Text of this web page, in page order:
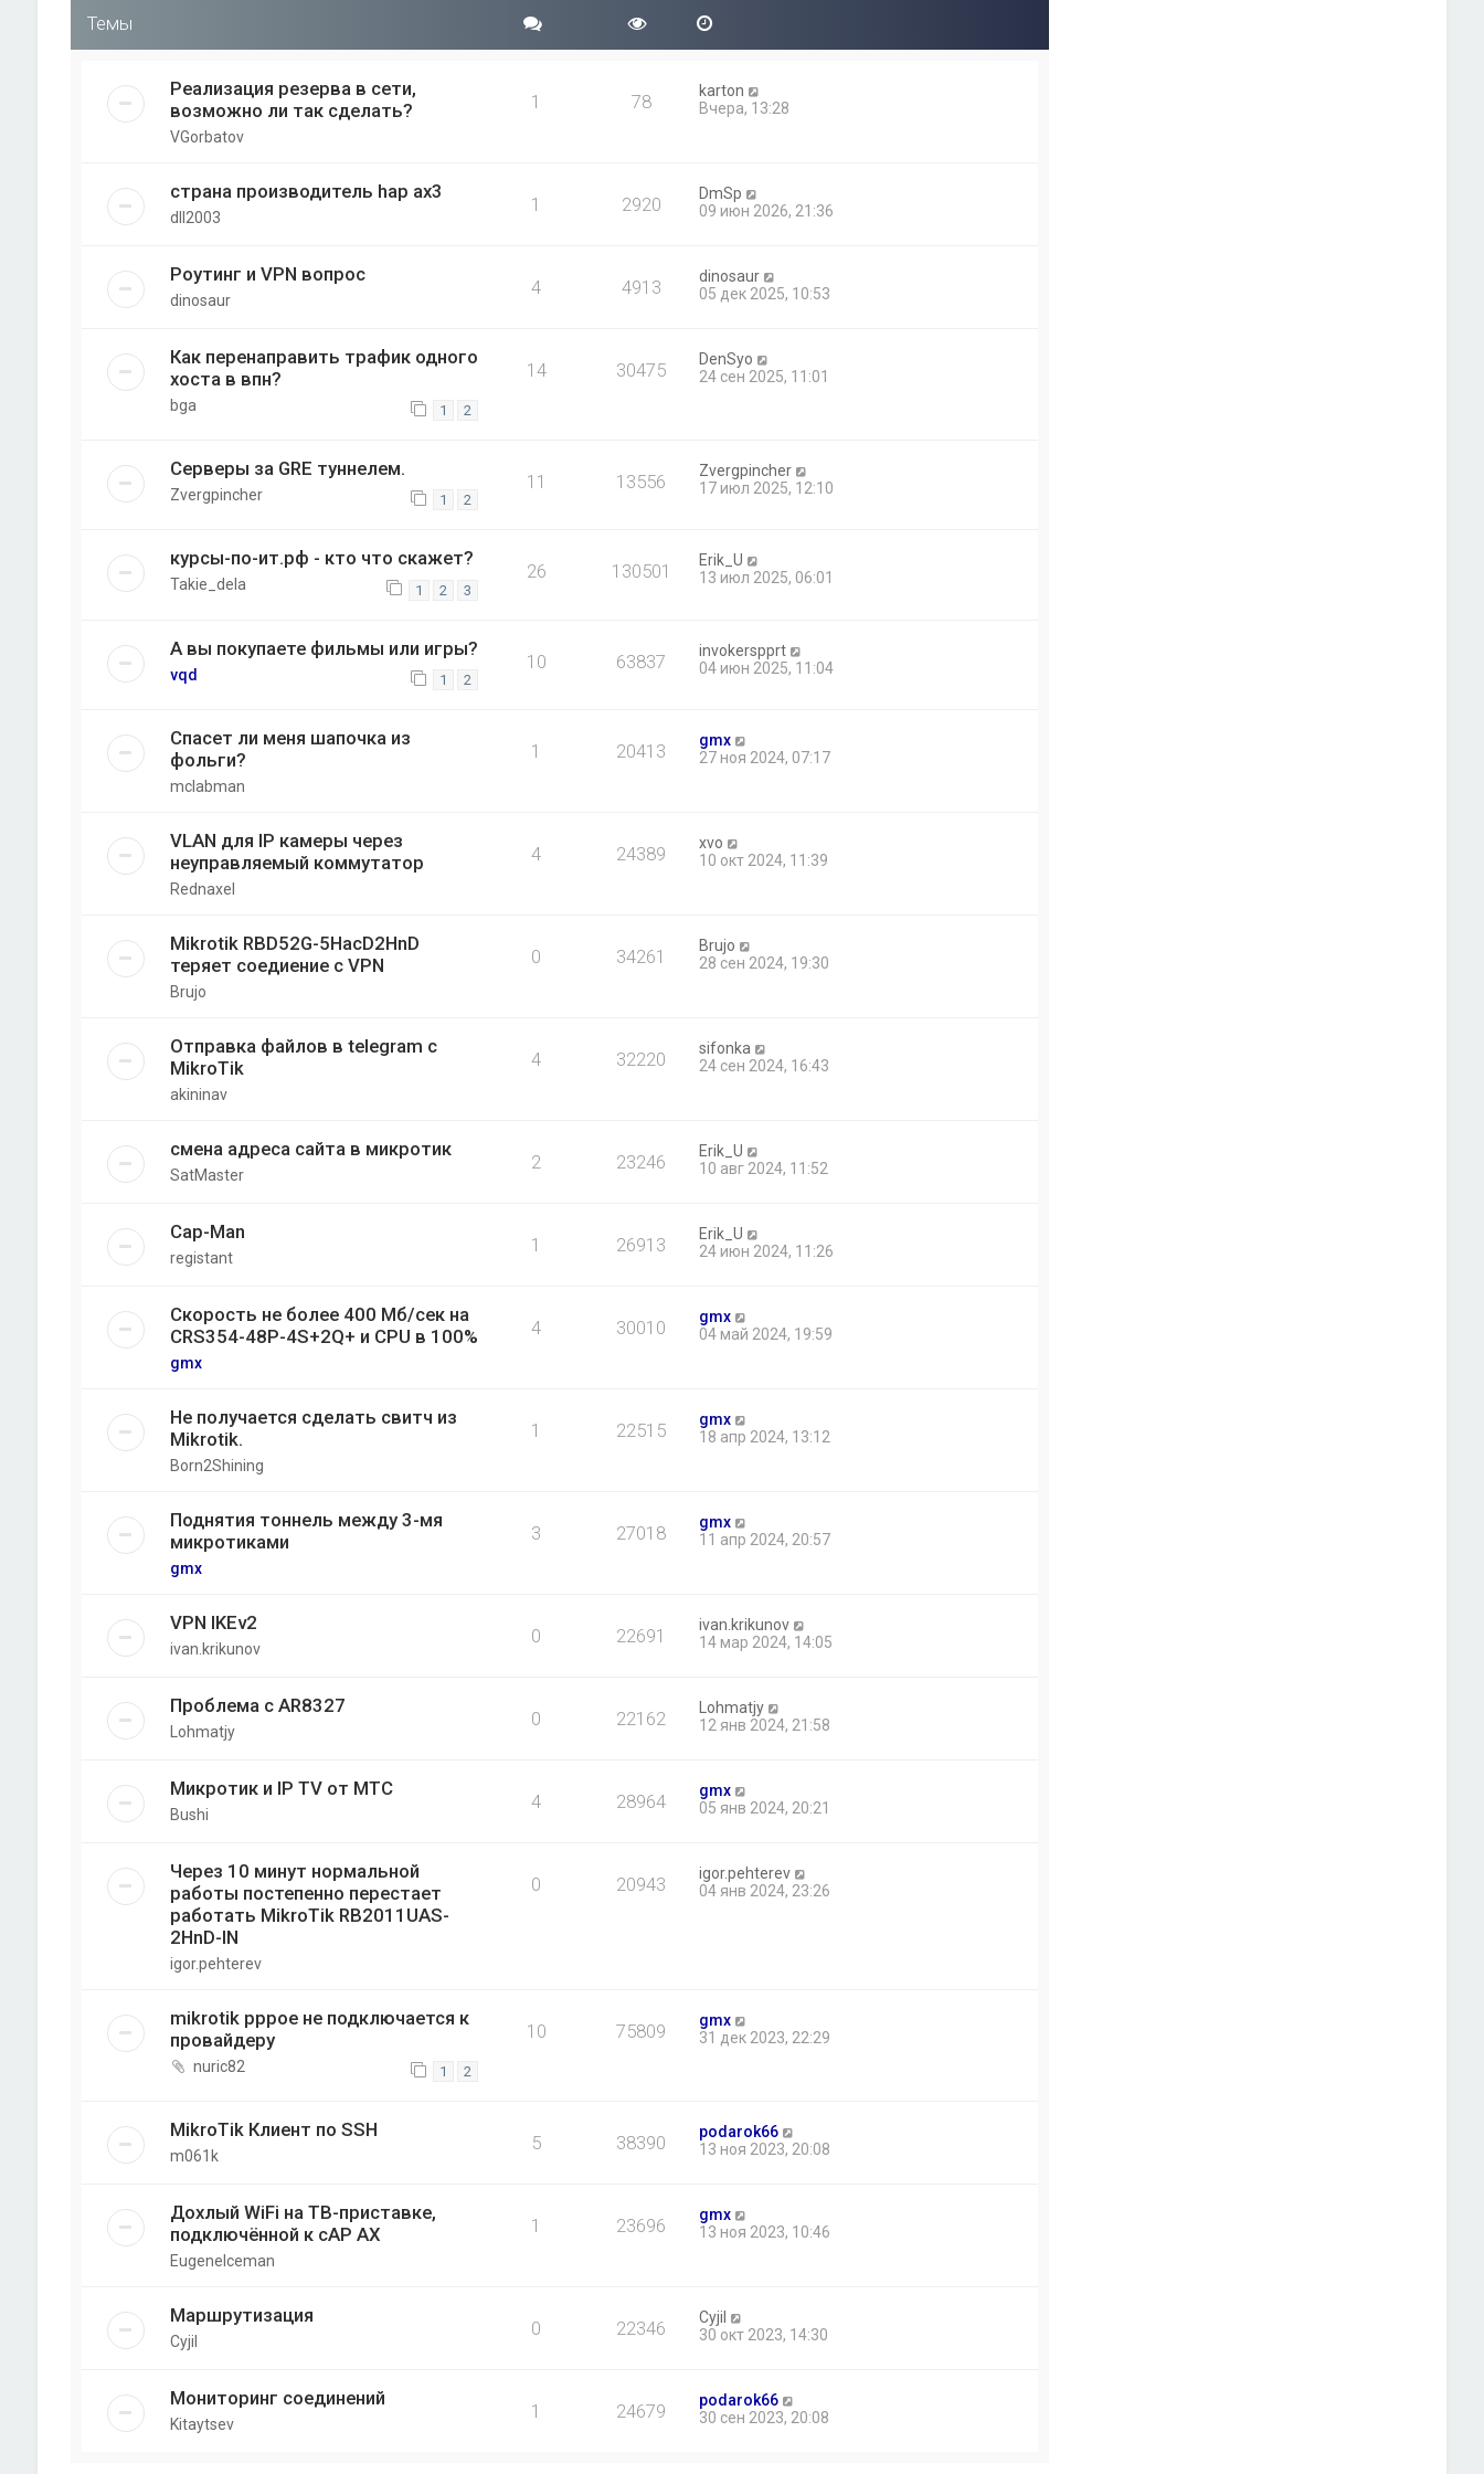
ю
с
б
щ
ю
Темы
Реализация резерва в сети,
возможно ли так сделать?
VGorbatov
1 78
karton
Вчера, 13:28
страна производитель hap ax3
dll2003
1 2920
DmSp
09 июн 2026, 21:36
Роутинг и VPN вопрос
dinosaur
4 4913
dinosaur
05 дек 2025, 10:53
Как перенаправить трафик одного
хоста в впн?
bga 1 2
14 30475
DenSyo
24 сен 2025, 11:01
Серверы за GRE туннелем.
Zvergpincher 1 2
11 13556
Zvergpincher
17 июл 2025, 12:10
курсы-по-ит.рф - кто что скажет?
Takie_dela 1 2 3
26 130501
Erik_U
13 июл 2025, 06:01
А вы покупаете фильмы или игры?
vqd 1 2
10 63837
invokerspprt
04 июн 2025, 11:04
Спасет ли меня шапочка из
фольги?
mclabman
1 20413
gmx
27 ноя 2024, 07:17
VLAN для IP камеры через
неуправляемый коммутатор
Rednaxel
4 24389
xvo
10 окт 2024, 11:39
Mikrotik RBD52G-5HacD2HnD
теряет соедиение с VPN
Brujo
0 34261
Brujo
28 сен 2024, 19:30
Отправка файлов в telegram с
MikroTik
akininav
4 32220
sifonka
24 сен 2024, 16:43
смена адреса сайта в микротик
SatMaster
2 23246
Erik_U
10 авг 2024, 11:52
Cap-Man
registant
1 26913
Erik_U
24 июн 2024, 11:26
Скорость не более 400 Мб/cек на
CRS354-48P-4S+2Q+ и CPU в 100%
gmx
4 30010
gmx
04 май 2024, 19:59
Не получается сделать свитч из
Mikrotik.
Born2Shining
1 22515
gmx
18 апр 2024, 13:12
Поднятия тоннель между 3-мя
микротиками
gmx
3 27018
gmx
11 апр 2024, 20:57
VPN IKEv2
ivan.krikunov
0 22691
ivan.krikunov
14 мар 2024, 14:05
Проблема с AR8327
Lohmatjy
0 22162
Lohmatjy
12 янв 2024, 21:58
Микротик и IP TV от МТС
Bushi
4 28964
gmx
05 янв 2024, 20:21
Через 10 минут нормальной
работы постепенно перестает
работать MikroTik RB2011UAS-
2HnD-IN
igor.pehterev
0 20943
igor.pehterev
04 янв 2024, 23:26
mikrotik pppoe не подключается к
провайдеру
nuric82 1 2
10 75809
gmx
31 дек 2023, 22:29
MikroTik Клиент по SSH
m061k
5 38390
podarok66
13 ноя 2023, 20:08
Дохлый WiFi на ТВ-приставке,
подключённой к cAP AX
EugeneIceman
1 23696
gmx
13 ноя 2023, 10:46
Маршрутизация
Cyjil
0 22346
Cyjil
30 окт 2023, 14:30
Мониторинг соединений
Kitaytsev
1 24679
podarok66
30 сен 2023, 20:08